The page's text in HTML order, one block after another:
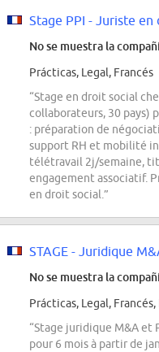
Stage PPI - Juriste en
No se muestra la
Prácticas, Legal, Francés
“Stage en droit social
collaborateurs, 30 pays)
: préparation de
support RH et mobilité
télétravail 2j/semaine,
engagement associatif.
en droit social.”
No se muestra la
Prácticas, Legal,
“Stage juridique M&A et
pour 6 mois à partir de